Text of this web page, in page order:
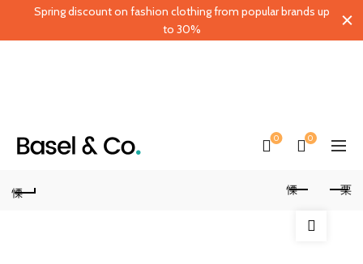
0 0
Spring discount on fashion clothing from popular brands up
to 30%